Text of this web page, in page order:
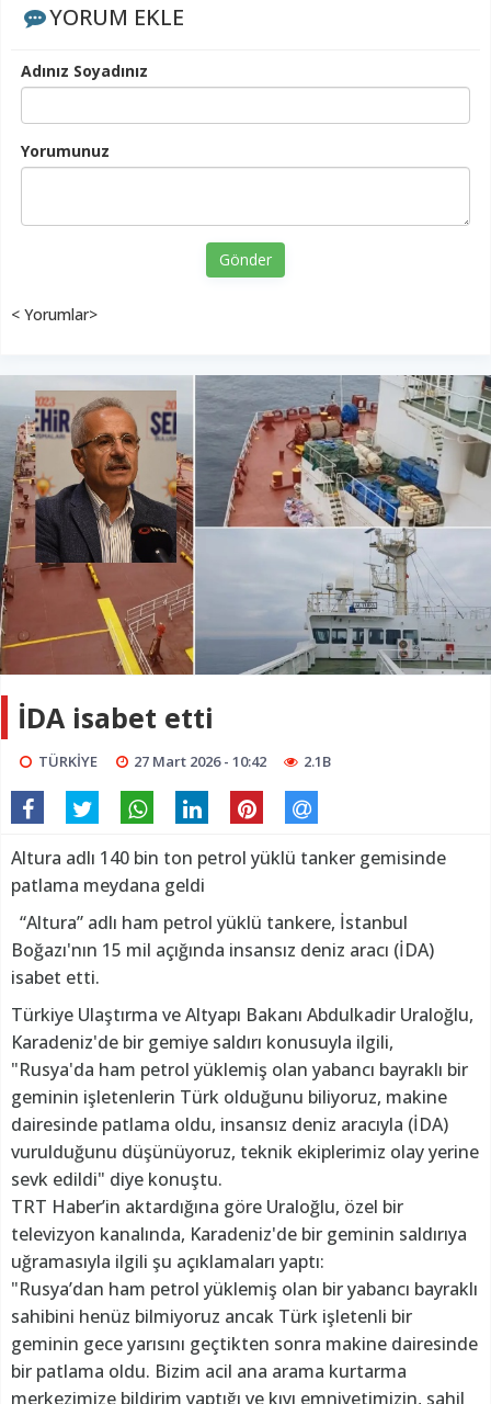
YORUM EKLE
Adınız Soyadınız
Yorumunuz
Gönder
< Yorumlar>
İDA isabet etti
TÜRKİYE 27 Mart 2026 - 10:42 2.1B
Altura adlı 140 bin ton petrol yüklü tanker gemisinde
patlama meydana geldi
“Altura” adlı ham petrol yüklü tankere, İstanbul
Boğazı'nın 15 mil açığında insansız deniz aracı (İDA)
isabet etti.
Türkiye Ulaştırma ve Altyapı Bakanı Abdulkadir Uraloğlu,
Karadeniz'de bir gemiye saldırı konusuyla ilgili,
"Rusya'da ham petrol yüklemiş olan yabancı bayraklı bir
geminin işletenlerin Türk olduğunu biliyoruz, makine
dairesinde patlama oldu, insansız deniz aracıyla (İDA)
vurulduğunu düşünüyoruz, teknik ekiplerimiz olay yerine
sevk edildi" diye konuştu.
TRT Haber’in aktardığına göre Uraloğlu, özel bir
televizyon kanalında, Karadeniz'de bir geminin saldırıya
uğramasıyla ilgili şu açıklamaları yaptı:
"Rusya’dan ham petrol yüklemiş olan bir yabancı bayraklı
sahibini henüz bilmiyoruz ancak Türk işletenli bir
geminin gece yarısını geçtikten sonra makine dairesinde
bir patlama oldu. Bizim acil ana arama kurtarma
merkezimize bildirim yaptığı ve kıyı emniyetimizin, sahil